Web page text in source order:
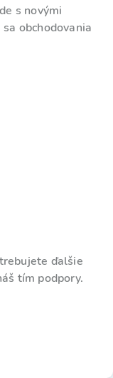
s novými
obchodovania
ďalšie
tím podpory.